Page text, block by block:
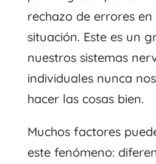
rechazo de errores
situación. Este es un
nuestros sistemas
individuales nunca
hacer las cosas bien.
Muchos factores
este fenómeno: